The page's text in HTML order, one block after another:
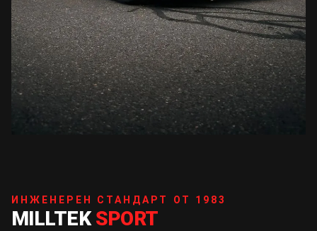
ИНЖЕНЕРЕН СТАНДАРТ ОТ 1983
MILLTEKSPORT